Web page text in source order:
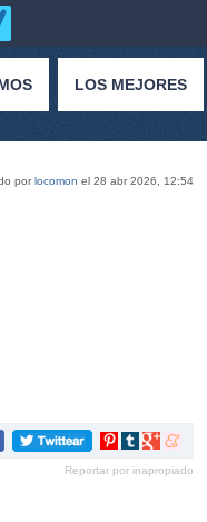
LOS MEJORES
porlocomon el 28 abr 2026, 12:54
Compartir
Pinterest
Compartir
tumblr
Compartir
Google+
Reportar por inapropiado